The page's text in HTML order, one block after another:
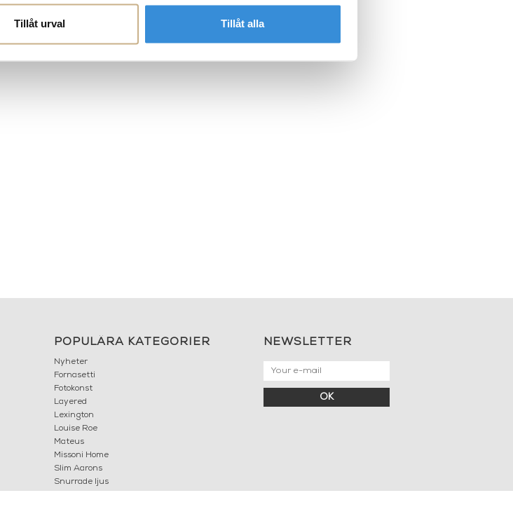
Tillåt urval Tillåt alla
POPULÄRA KATEGORIER
Nyheter
Fornasetti
Fotokonst
Layered
Lexington
Louise Roe
Mateus
Missoni Home
Slim Aarons
Snurrade ljus
NEWSLETTER
OK